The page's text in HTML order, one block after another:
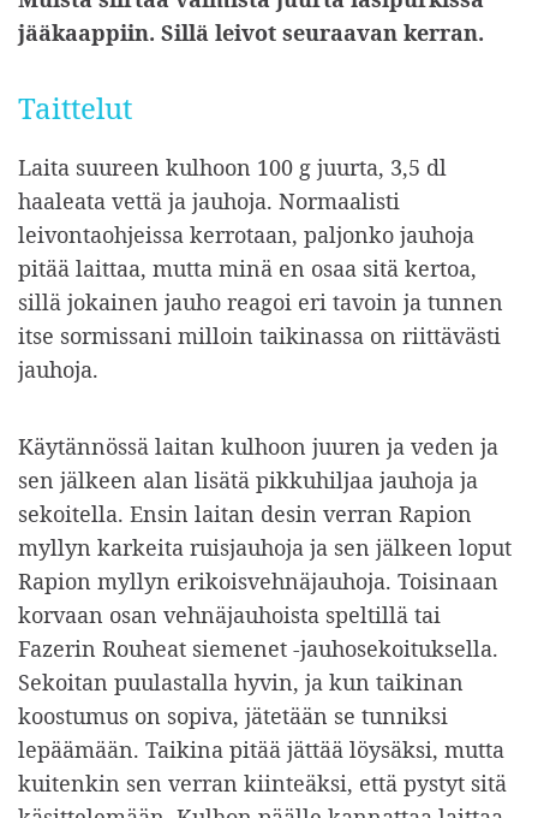
jääkaappiin. Sillä leivot seuraavan kerran.
Taittelut
Laita suureen kulhoon 100 g juurta, 3,5 dl
haaleata vettä ja jauhoja. Normaalisti
leivontaohjeissa kerrotaan, paljonko jauhoja
pitää laittaa, mutta minä en osaa sitä kertoa,
sillä jokainen jauho reagoi eri tavoin ja tunnen
itse sormissani milloin taikinassa on riittävästi
jauhoja.
Käytännössä laitan kulhoon juuren ja veden ja
sen jälkeen alan lisätä pikkuhiljaa jauhoja ja
sekoitella. Ensin laitan desin verran Rapion
myllyn karkeita ruisjauhoja ja sen jälkeen loput
Rapion myllyn erikoisvehnäjauhoja. Toisinaan
korvaan osan vehnäjauhoista speltillä tai
Fazerin Rouheat siemenet -jauhosekoituksella.
Sekoitan puulastalla hyvin, ja kun taikinan
koostumus on sopiva, jätetään se tunniksi
lepäämään. Taikina pitää jättää löysäksi, mutta
kuitenkin sen verran kiinteäksi, että pystyt sitä